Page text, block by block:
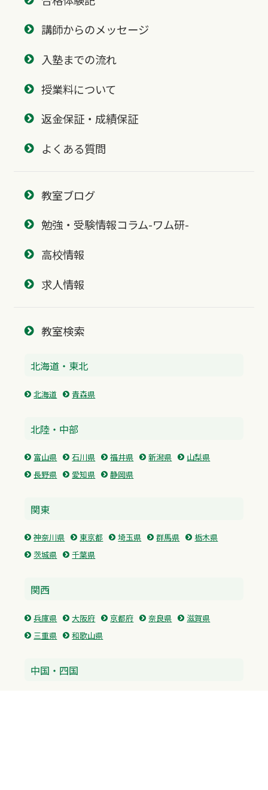
講師からのメッセージ
入塾までの流れ
授業料について
返金保証・成績保証
よくある質問
教室ブログ
勉強・受験情報コラム-ワム研-
高校情報
求人情報
教室検索
北海道・東北
北海道 青森県
北陸・中部
富山県 石川県 福井県 新潟県
山梨県
長野県
愛知県 静岡県
関東
神奈川県 東京都 埼玉県 群馬県
栃木県
茨城県
千葉県
関西
兵庫県 大阪府 京都府 奈良県
滋賀県
三重県
和歌山県
中国・四国